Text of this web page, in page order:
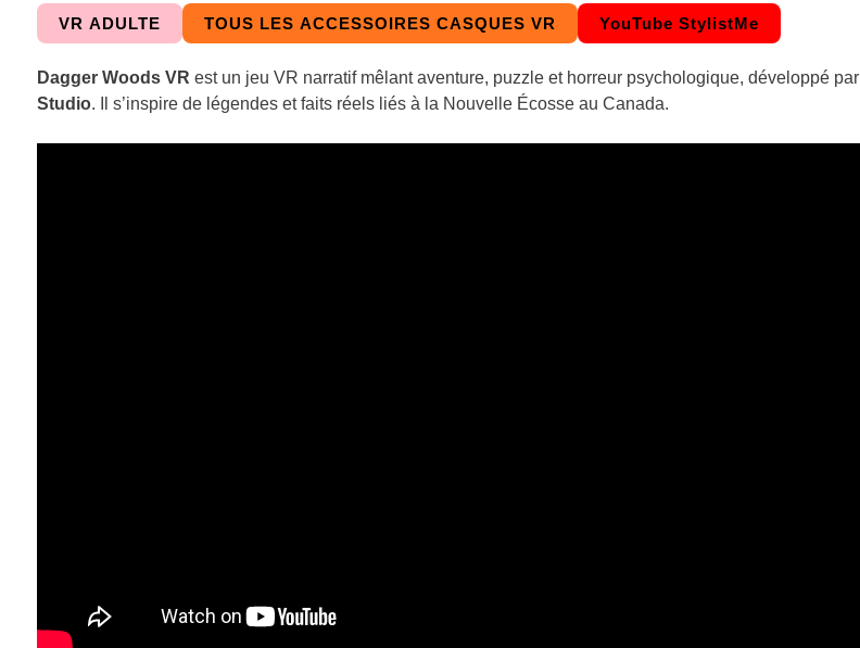
VR ADULTE TOUS LES ACCESSOIRES CASQUES VR YouTube StylistMe
Dagger Woods VR est un jeu VR narratif mêlant aventure, puzzle et horreur psychologique, développé par
Studio. Il s’inspire de légendes et faits réels liés à la Nouvelle Écosse au Canada.